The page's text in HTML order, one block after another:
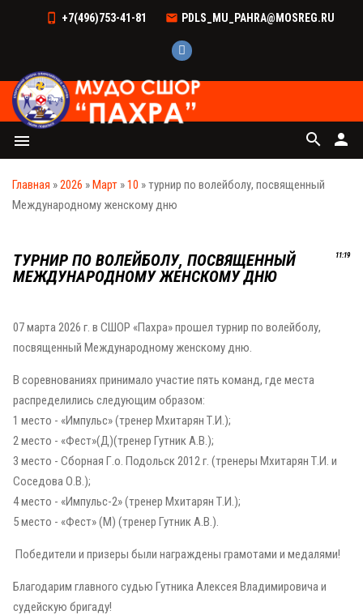
+7(496)753-41-81 PDLS_MU_PAHRA@MOSREG.RU
menu person
search
Главная »2026 »Март »10 » турнир по волейболу, посвященный
Международному женскому дню
11:19
ТУРНИР ПО ВОЛЕЙБОЛУ, ПОСВЯЩЕННЫЙ
МЕЖДУНАРОДНОМУ ЖЕНСКОМУ ДНЮ
07 марта 2026 г. в СШОР «Пахра» прошел турнир по волейболу,
посвященный Международному женскому дню.
В соревнованиях принимало участие пять команд, где места
распределились следующим образом:
1 место - «Импульс» (тренер Мхитарян Т.И.);
2 место - «Фест»(Д)(тренер Гутник А.В.);
3 место - Сборная Г.о. Подольск 2012 г. (тренеры Мхитарян Т.И. и
Соседова О.В.);
4 место - «Импульс-2» (тренер Мхитарян Т.И.);
5 место - «Фест» (М) (тренер Гутник А.В.).
Победители и призеры были награждены грамотами и медалями!
Благодарим главного судью Гутника Алексея Владимировича и
судейскую бригаду!